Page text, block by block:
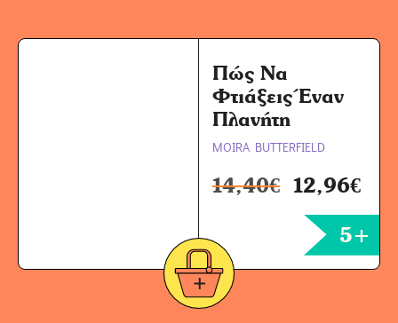
Πώς Να
Φτιάξεις Έναν
Πλανήτη
MOIRA BUTTERFIELD
14,40€ 12,96€
5+